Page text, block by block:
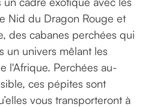
Nid du Dragon Rouge et
des cabanes perchées qui
un univers mêlant les
l'Afrique. Perchées au-
ces pépites sont
vous transporteront à